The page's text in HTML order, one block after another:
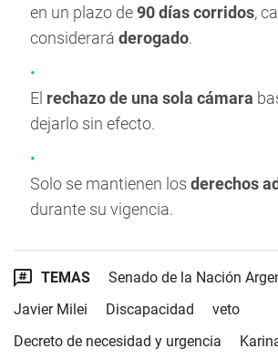
en un plazo de90 días corridos,
considerará derogado.
El rechazo de una sola cámara
dejarlo sin efecto.
Solo se mantienen los derechos
durante su vigencia.
TEMAS
Senado de la Nación
Javier Milei
Discapacidad
veto
Decreto de necesidad y urgencia